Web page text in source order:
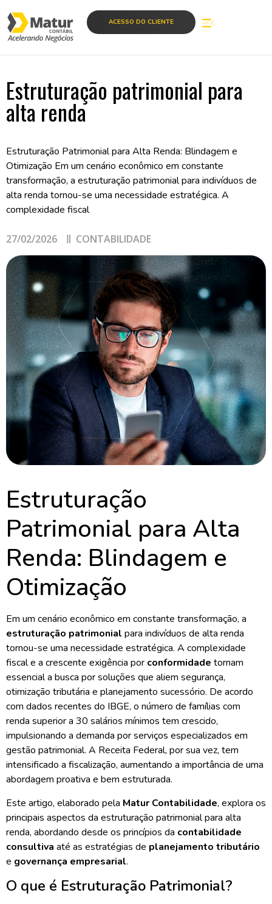
ACESSO DO CLIENTE
......
Estruturação patrimonial para
alta renda
Estruturação Patrimonial para Alta Renda: Blindagem e
Otimização Em um cenário econômico em constante
transformação, a estruturação patrimonial para indivíduos de
alta renda tornou-se uma necessidade estratégica. A
complexidade fiscal
27/02/2026 CONTABILIDADE
Estruturação
Patrimonial para Alta
Renda: Blindagem e
Otimização
Em um cenário econômico em constante transformação, a
estruturação patrimonial para indivíduos de alta renda
tornou-se uma necessidade estratégica. A complexidade
fiscal e a crescente exigência por conformidade tornam
essencial a busca por soluções que aliem segurança,
otimização tributária e planejamento sucessório. De acordo
com dados recentes do IBGE, o número de famílias com
renda superior a 30 salários mínimos tem crescido,
impulsionando a demanda por serviços especializados em
gestão patrimonial. A Receita Federal, por sua vez, tem
intensificado a fiscalização, aumentando a importância de uma
abordagem proativa e bem estruturada.
Este artigo, elaborado pela Matur Contabilidade, explora os
principais aspectos da estruturação patrimonial para alta
renda, abordando desde os princípios da contabilidade
consultiva até as estratégias de planejamento tributário
e governança empresarial.
O que é Estruturação Patrimonial?